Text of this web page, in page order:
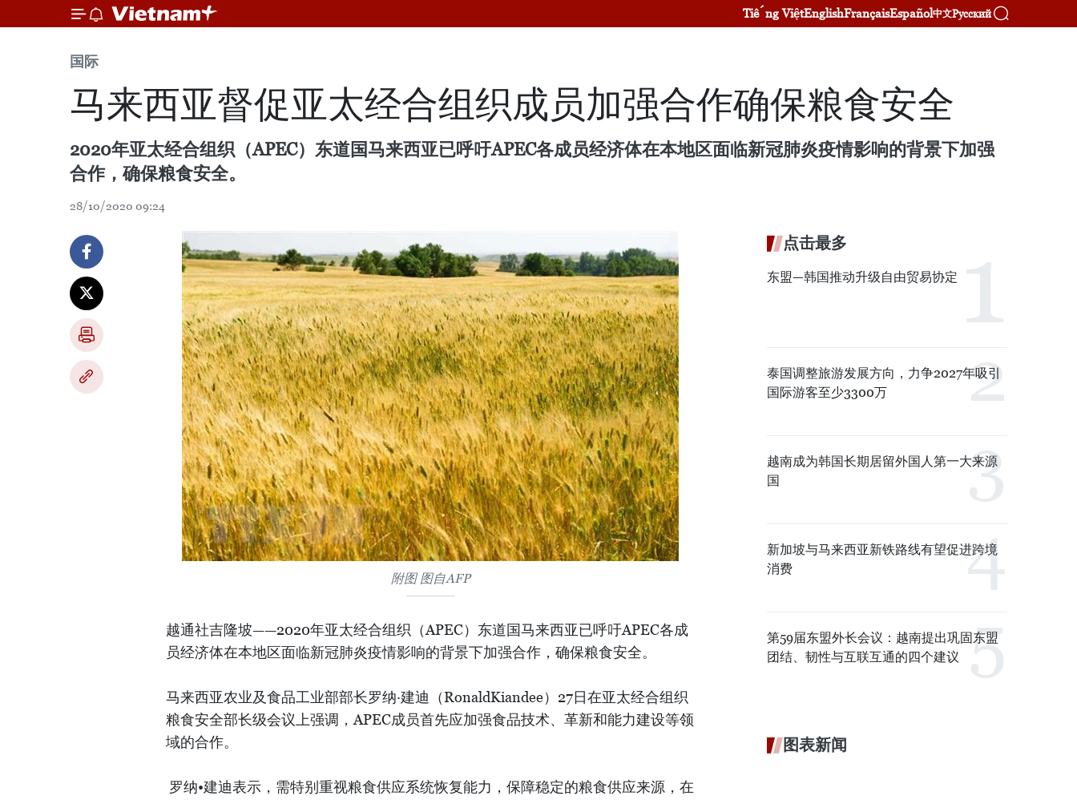
Tiếng ViệtEnglishFrançaisEspañol中文Русский
国际
马来西亚督促亚太经合组织成员加强合作确保粮食安全
2020年亚太经合组织（APEC）东道国马来西亚已呼吁APEC各成员经济体在本地区面临新冠肺炎疫情影响的背景下加强
合作，确保粮食安全。
28/10/2020 09:24
附图 图自AFP
越通社吉隆坡——2020年亚太经合组织（APEC）东道国马来西亚已呼吁APEC各成
员经济体在本地区面临新冠肺炎疫情影响的背景下加强合作，确保粮食安全。
马来西亚农业及食品工业部部长罗纳·建迪（RonaldKiandee）27日在亚太经合组织
粮食安全部长级会议上强调，APEC成员首先应加强食品技术、革新和能力建设等领
域的合作。
罗纳•建迪表示，需特别重视粮食供应系统恢复能力，保障稳定的粮食供应来源，在
点击最多
东盟—韩国推动升级自由贸易协定
泰国调整旅游发展方向，力争2027年吸引
国际游客至少3300万
越南成为韩国长期居留外国人第一大来源
国
新加坡与马来西亚新铁路线有望促进跨境
消费
第59届东盟外长会议：越南提出巩固东盟
团结、韧性与互联互通的四个建议
图表新闻